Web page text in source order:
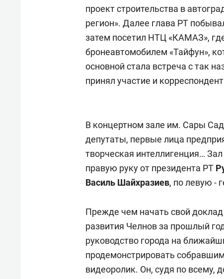
проект строительства в
регион». Далее глава РТ
затем посетил НТЦ «КАМАЗ»,
бронеавтомобилем «Тайфун»,
основной стала встреча с так
принял участие и
В концертном зале им. Сары
депутаты, первые лица
творческая интеллигенция…
правую руку от президента РТ
Василь Шайхразиев, по левую -
Прежде чем начать свой
развития Челнов за прошлый
руководство города на
продемонстрировать
видеоролик. Он, судя по всему,
Рекомендуем
Дизайнер-прораб Наталья
Наседкина: «Ремонт вместе
с мебелью за 2 миллиона –
для меня это челлендж!»
Как
дней